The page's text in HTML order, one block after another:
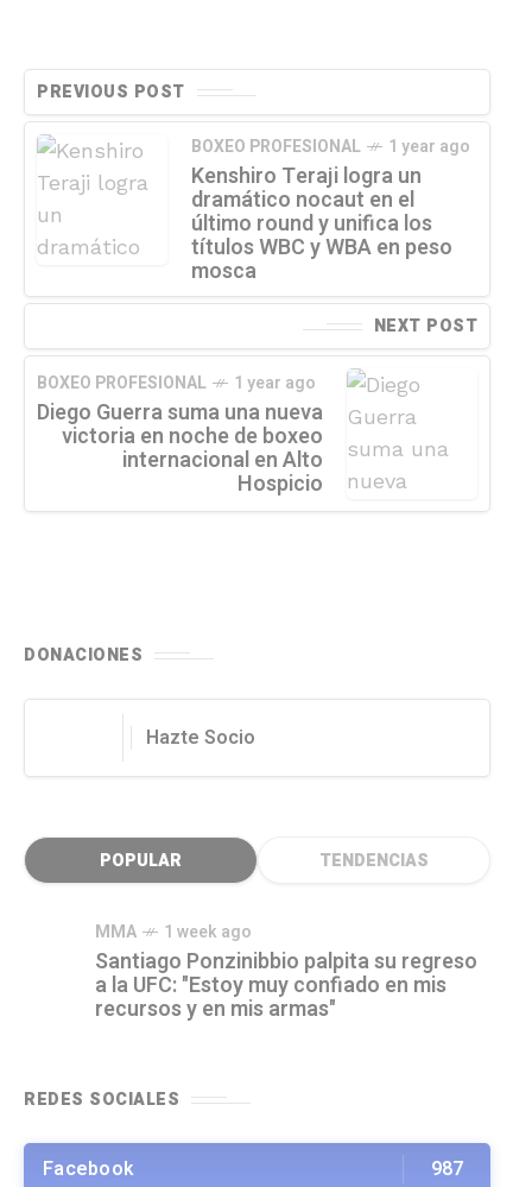
PREVIOUS POST
BOXEO PROFESIONAL 1 year ago
Kenshiro Teraji logra un
dramático nocaut en el
último round y unifica los
títulos WBC y WBA en peso
mosca
NEXT POST
BOXEO PROFESIONAL 1 year ago
Diego Guerra suma una nueva
victoria en noche de boxeo
internacional en Alto
Hospicio
DONACIONES
Hazte Socio
POPULAR TENDENCIAS
MMA 1 week ago
Santiago Ponzinibbio palpita su regreso
a la UFC: "Estoy muy confiado en mis
recursos y en mis armas"
REDES SOCIALES
Facebook 987